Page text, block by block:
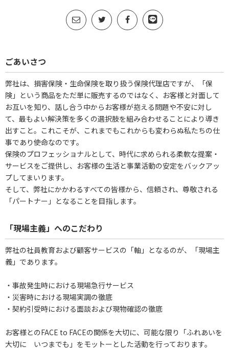
ごあいさつ
弊社は、損害保険・生命保険を取り扱う保険代理店ですが、「保
険」という商品をただ単に販売するのではなく、お客様と対面して
お互いを知り、話し合う中からお客様が抱える問題や不安に対し
て、最もよい解決策を多くの選択肢を組み合わせることにより導き
出すこと。これこそが、これまでもこれからも変わらぬ私たちの仕
事であり使命なのです。
保険のプロフェッショナルとして、時代に求められる柔軟な提案・
サービスをご提供し、お客様の生活と事業活動の安定をバックアッ
プしてまいります。
そして、弊社にかかわるすべての皆様から、信頼され、尊敬される
「パートナー」となることを目指します。
「現場主義」へのこだわり
弊社の社員教育および顧客サービスの「軸」となるのが、「現場主
義」であります。
・事故発生時における現場急行サービス
・災害時における現場実調の徹底
・契約引受時における面談および現物確認の徹底
お客様とのFACE to FACEの関係を大切に、可能な限り「ふれあいを
大切に いつまでも」をモットーとした活動を行っております。